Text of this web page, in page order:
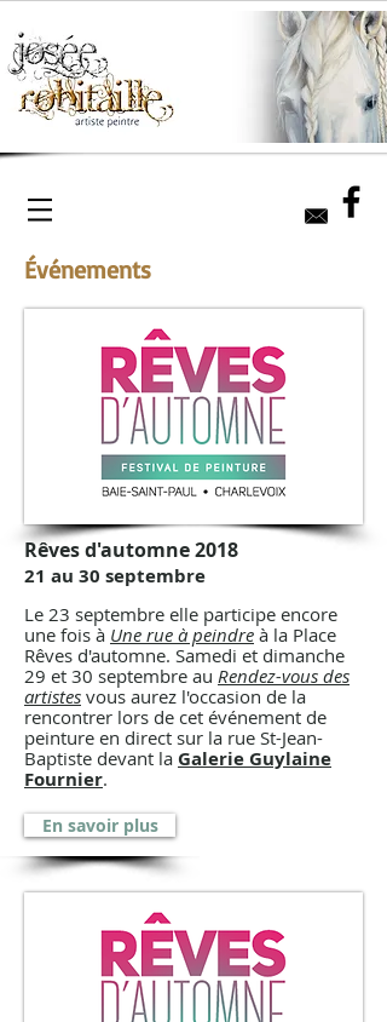
Événements
Rêves d'automne 2018
21 au 30 septembre
Le 23 septembre elle participe encore
une fois à Une rue à peindre à la Place
Rêves d'automne. Samedi et dimanche
29 et 30 septembre au Rendez-vous des
artistes vous aurez l'occasion de la
rencontrer lors de cet événement de
peinture en direct sur la rue St-Jean-
Baptiste devant la Galerie Guylaine
Fournier.
En savoir plus